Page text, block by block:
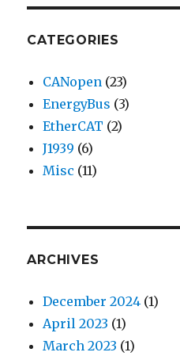
CATEGORIES
CANopen (23)
EnergyBus (3)
EtherCAT (2)
J1939 (6)
Misc (11)
ARCHIVES
December 2024 (1)
April 2023 (1)
March 2023 (1)